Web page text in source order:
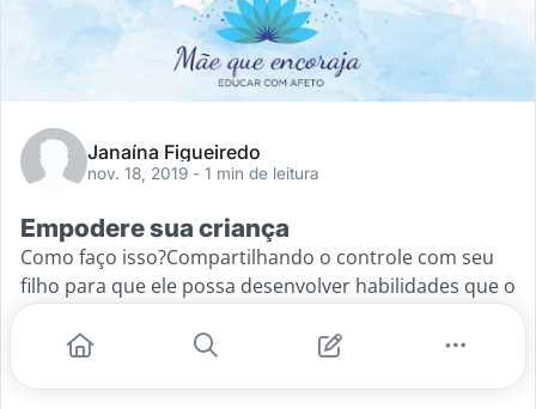
Janaína Figueiredo
nov. 18, 2019 - 1 min de leitura
Empodere sua criança
Como faço isso?Compartilhando o controle com seu
filho para que ele possa desenvolver habilidades que o
ajudarão a ter poder sobre a vida dele.Então ensine:💙
Habilidades de vida - Que irá